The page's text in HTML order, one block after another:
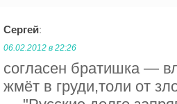
Сергей:
06.02.2012 в 22:26
согласен братишка —
жмёт в груди,толи от